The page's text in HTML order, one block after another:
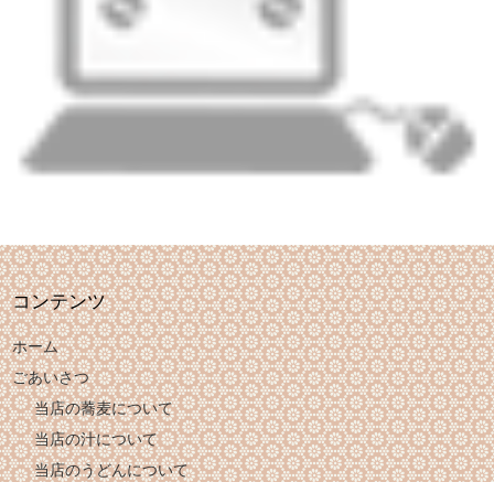
コンテンツ
ホーム
ごあいさつ
当店の蕎麦について
当店の汁について
当店のうどんについて